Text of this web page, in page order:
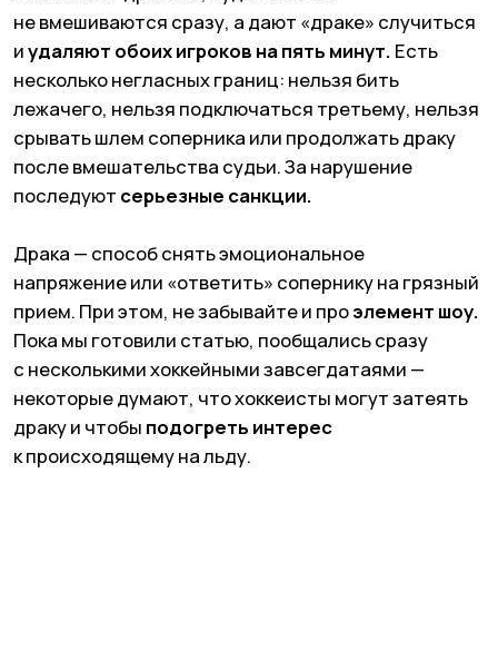
родственники). Если это не ваш случай, то
«надежный» выбор — ЦСКА,они самая
титулованная команда города. Норедактор is just
a girl,поэтому не видим ничего зазорного, чтобы
нагуглить самого симпатичного хоккеиста
и выбрать команду по такому принципу.
Второе дело — это выбрать игру.С сентября
участвуют 22 команды. 16 лучших выходят вплей-
офф и играют до мая.Билеты на «регулярку»
обычно дешевле, но плей-офф называют
динамичнее — как по самой игре, так
и по атмосфере на трибунах.
Нормальные билеты на регулярный матч
обойдутся вамв 1500—2000 ₽.Будут варианты
и сильно дороже, и дешевле, но на эту цифру
можно ориентироваться.
Не берите места прямо